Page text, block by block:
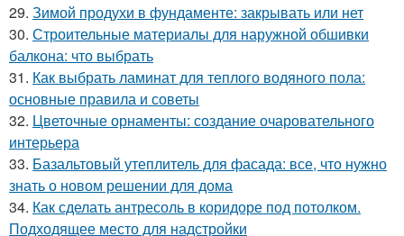
29. Зимой продухи в фундаменте: закрывать или нет
30. Строительные материалы для наружной обшивки
балкона: что выбрать
31. Как выбрать ламинат для теплого водяного пола:
основные правила и советы
32. Цветочные орнаменты: создание очаровательного
интерьера
33. Базальтовый утеплитель для фасада: все, что нужно
знать о новом решении для дома
34. Как сделать антресоль в коридоре под потолком.
Подходящее место для надстройки